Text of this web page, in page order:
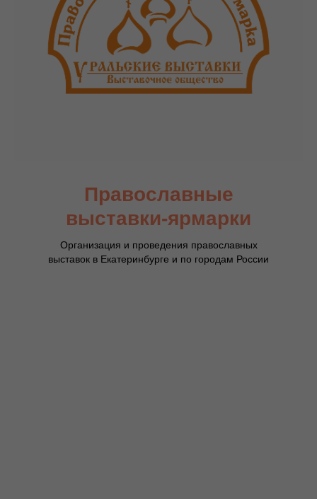
Православные
выставки-ярмарки
Организация и проведения православных
выставок в Екатеринбурге и по городам России